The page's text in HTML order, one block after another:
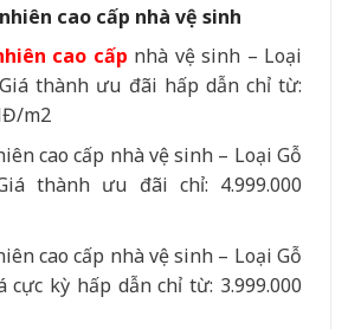
cao cấp nhà vệ sinh
cao cấp nhà vệ sinh – Loại
Giá thành ưu đãi hấp dẫn chỉ từ:
m2
cao cấp nhà vệ sinh – Loại Gỗ
thành ưu đãi chỉ: 4.999.000
cao cấp nhà vệ sinh – Loại Gỗ
cực kỳ hấp dẫn chỉ từ: 3.999.000